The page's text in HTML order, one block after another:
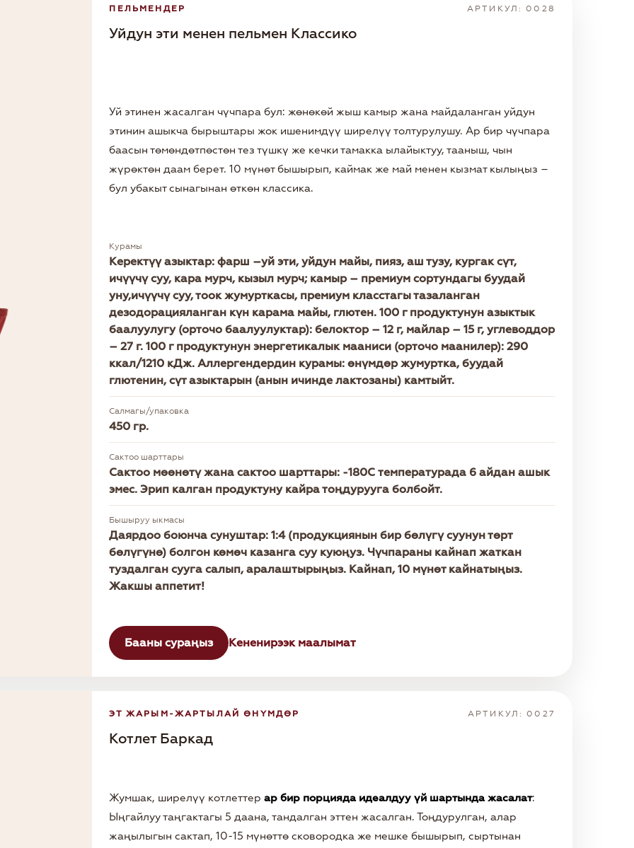
ПЕЛЬМЕНДЕР АРТИКУЛ: 0028
Уйдун эти менен пельмен Классико
Уй этинен жасалган чүчпара бул: жөнөкөй жыш камыр жана майдаланган уйдун
этинин ашыкча бырыштары жок ишенимдүү ширелүү толтурулушу. Ар бир чүчпара
баасын төмөндөтпөстөн тез түшкү же кечки тамакка ылайыктуу, тааныш, чын
жүрөктөн даам берет. 10 мүнөт бышырып, каймак же май менен кызмат кылыңыз –
бул убакыт сынагынан өткөн классика.
Курамы
Керектүү азыктар: фарш –уй эти, уйдун майы, пияз, аш тузу, кургак сүт,
ичүүчү суу, кара мурч, кызыл мурч; камыр – премиум сортундагы буудай
уну,ичүүчү суу, тоок жумурткасы, премиум класстагы тазаланган
дезодорацияланган күн карама майы, глютен. 100 г продуктунун азыктык
баалуулугу (орточо баалуулуктар): белоктор – 12 г, майлар – 15 г, углеводдор
– 27 г. 100 г продуктунун энергетикалык мааниси (орточо маанилер): 290
ккал/1210 кДж. Аллергендердин курамы: өнүмдөр жумуртка, буудай
глютенин, сүт азыктарын (анын ичинде лактозаны) камтыйт.
Салмагы/упаковка
450 гр.
Сактоо шарттары
Сактоо мөөнөтү жана сактоо шарттары: -180C температурада 6 айдан ашык
эмес. Эрип калган продуктуну кайра тоңдурууга болбойт.
Бышыруу ыкмасы
Даярдоо боюнча сунуштар: 1:4 (продукциянын бир бөлүгү суунун төрт
бөлүгүнө) болгон көмөч казанга суу куюңуз. Чүчпараны кайнап жаткан
туздалган сууга салып, аралаштырыңыз. Кайнап, 10 мүнөт кайнатыңыз.
Жакшы аппетит!
Бааны сураңыз Кененирээк маалымат
ЭТ ЖАРЫМ-ЖАРТЫЛАЙ ӨНҮМДӨР АРТИКУЛ: 0027
Котлет Баркад
Жумшак, ширелүү котлеттерар бир порцияда идеалдуу үй шартында жасалат:
Ыңгайлуу таңгактагы 5 даана, тандалган эттен жасалган. Тоңдурулган, алар
жаңылыгын сактап, 10-15 мүнөттө сковородка же мешке бышырып, сыртынан